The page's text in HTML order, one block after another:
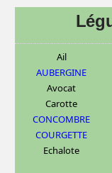
Ail
AUBERGINE
Avocat
Carotte
CONCOMBRE
COURGETTE
Echalote